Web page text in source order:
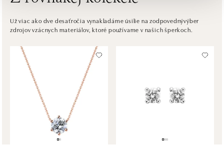
ALOve OC Nový Smíchov, Praha 5
Plzeňská 8, 150 00 Praha 5 - Anděl
tel.: +420736509250
ALOve OC Olympia, Brno
U Dálnice 777, 664 42 Brno
tel.: +420604389337
zajtra otvorené od 09:00
ALOve Westfield Černý most, Praha 9
Chlumecká 765/6, 198 19 Praha 9
Už viac ako dve desaťročia vynakladáme úsilie na zodpovednývýber
zdrojov vzácnych materiálov, ktoré používame v našich šperkoch.